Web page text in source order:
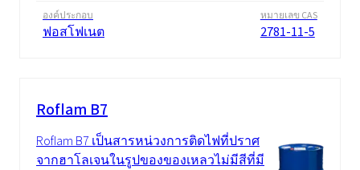
องค์ประกอบ
ฟอสโฟเนต
หมายเลข CAS
2781-11-5
Roflam B7
Roflam B7 เป็นสารหน่วงการติดไฟที่ปราศ
จากฮาโลเจนในรูปของของเหลวไม่มีสีที่มี